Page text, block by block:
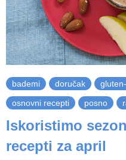
bademi doručak
osnovni recepti
posno
Iskoristimo
recepti za april